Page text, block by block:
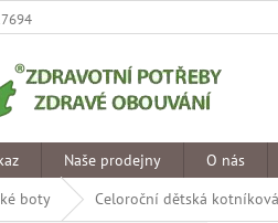
Naše prodejny O nás
boty Celoroční dětská